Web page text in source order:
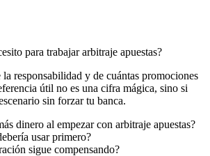
para trabajar arbitraje apuestas?
responsabilidad y de cuántas promociones
útil no es una cifra mágica, sino si
sin forzar tu banca.
dinero al empezar con arbitraje apuestas?
usar primero?
sigue compensando?